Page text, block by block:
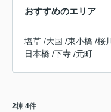
おすすめのエリア
塩草 /大国 /東小橋 /桜川
日本橋 /下寺 /元町
2棟 4件